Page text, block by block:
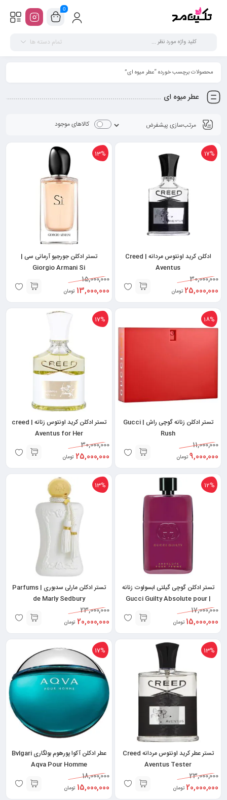
0
تمام دسته ها
محصولات برچسب خورده “عطر میوه ای”
عطر میوه ای
کالاهای موجود
17%
ادکلن کرید اونتوس مردانه | Creed
Aventus
30,000,000
25,000,000 تومان
13%
تستر ادکلن جورجیو آرمانی سی |
Giorgio Armani Si
15,000,000
13,000,000 تومان
18%
تستر ادکلن زنانه گوچی راش | Gucci
Rush
11,000,000
9,000,000 تومان
17%
تستر ادکلن کرید اونتوس زنانه | creed
Aventus for Her
30,000,000
25,000,000 تومان
12%
تستر ادکلن گوچی گیلتی ابسولوت زنانه
| Gucci Guilty Absolute pour
17,000,000
15,000,000 تومان
13%
تستر ادکلن مارلی سدبوری | Parfums
de Marly Sedbury
23,000,000
20,000,000 تومان
13%
تستر عطر کرید اونتوس مردانه Creed
Aventus Tester
23,000,000
20,000,000 تومان
17%
عطر ادکلن آکوا پورهوم بولگاری Bvlgari
Aqva Pour Homme
18,000,000
15,000,000 تومان